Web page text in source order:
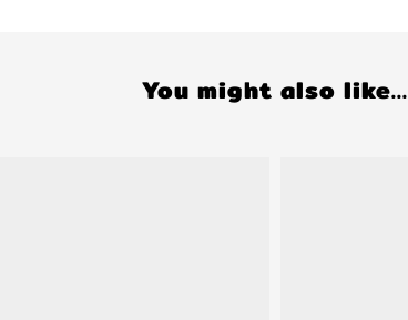
You might also like...